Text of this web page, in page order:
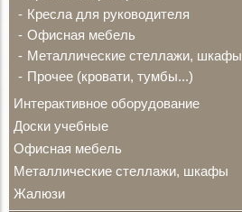
Кресла для руководителя
Офисная мебель
Металлические стеллажи, шкафы
Прочее (кровати, тумбы...)
Интерактивное оборудование
Доски учебные
Офисная мебель
Металлические стеллажи, шкафы
Жалюзи